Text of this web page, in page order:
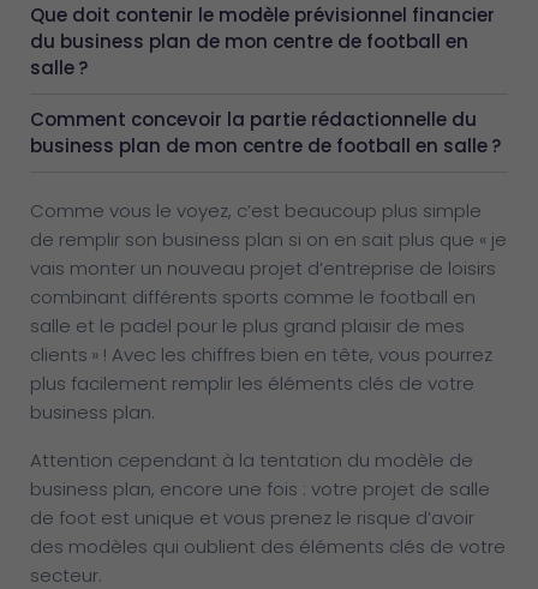
Que doit contenir le modèle prévisionnel financier
du business plan de mon centre de football en
salle ?
Comment concevoir la partie rédactionnelle du
business plan de mon centre de football en salle ?
Comme vous le voyez, c’est beaucoup plus simple
de remplir son business plan si on en sait plus que « je
vais monter un nouveau projet d’entreprise de loisirs
combinant différents sports comme le football en
salle et le padel pour le plus grand plaisir de mes
clients » ! Avec les chiffres bien en tête, vous pourrez
plus facilement remplir les éléments clés de votre
business plan.
Attention cependant à la tentation du modèle de
business plan, encore une fois : votre projet de salle
de foot est unique et vous prenez le risque d’avoir
des modèles qui oublient des éléments clés de votre
secteur.